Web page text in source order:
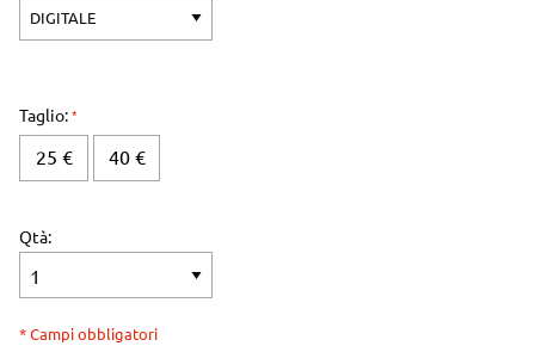
Taglio:
25 € 40 €
Qtà:
* Campi obbligatori